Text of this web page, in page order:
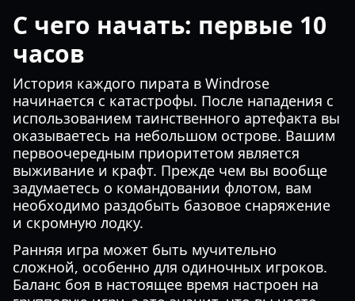
С чего начать: первые 10
часов
История каждого пирата в Windrose
начинается с катастрофы. После нападения с
использованием таинственного артефакта вы
оказываетесь на небольшом острове. Вашим
первоочередным приоритетом является
выживание и крафт. Прежде чем вы вообще
задумаетесь о командовании флотом, вам
необходимо раздобыть базовое снаряжение
и скромную лодку.
Ранняя игра может быть мучительно
сложной, особенно для одиночных игроков.
Баланс боя в настоящее время настроен на